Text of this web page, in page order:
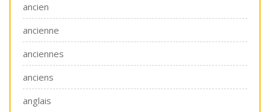
ancien
ancienne
anciennes
anciens
anglais